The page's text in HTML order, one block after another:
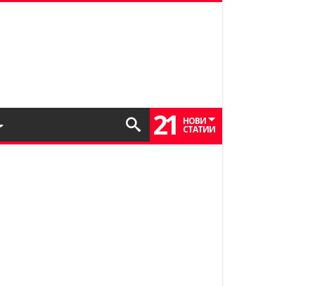
21 НОВИ
СТАТИИ